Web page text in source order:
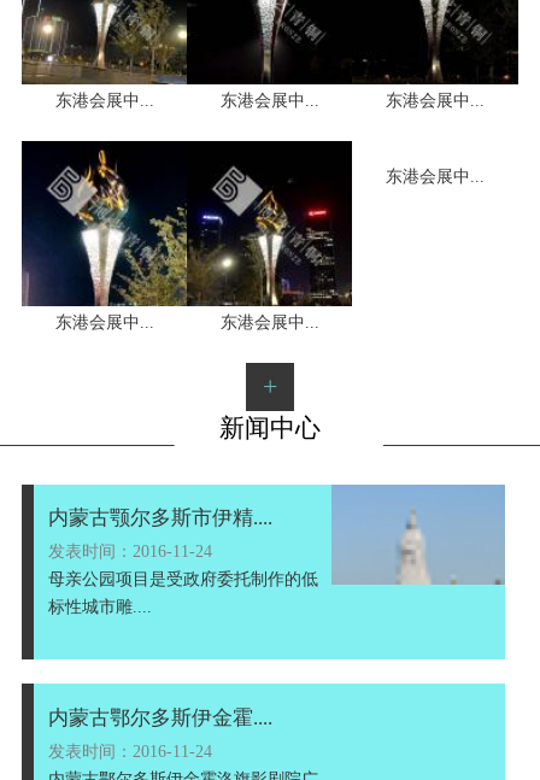
1 2
东港会展中... 东港会展中... 东港会展中...
东港会展中... 东港会展中...
东港会展中...
+
新闻中心
内蒙古颚尔多斯市伊精....
发表时间：2016-11-24
母亲公园项目是受政府委托制作的低
标性城市雕....
内蒙古鄂尔多斯伊金霍....
发表时间：2016-11-24